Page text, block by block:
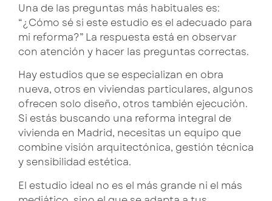
Una de las preguntas más habituales es:
“¿Cómo sé si este estudio es el adecuado para
mi reforma?” La respuesta está en observar
con atención y hacer las preguntas correctas.
Hay estudios que se especializan en obra
nueva, otros en viviendas particulares, algunos
ofrecen solo diseño, otros también ejecución.
Si estás buscando una reforma integral de
vivienda en Madrid, necesitas un equipo que
combine visión arquitectónica, gestión técnica
y sensibilidad estética.
El estudio ideal no es el más grande ni el más